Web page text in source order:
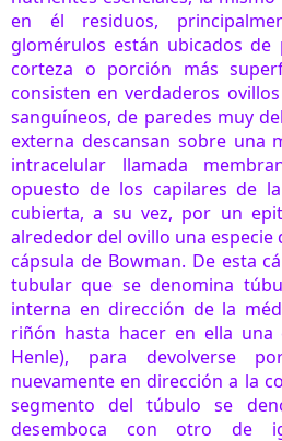
en él residuos,
glomérulos están ubicados de
corteza o porción más
consisten en verdaderos
sanguíneos, de paredes muy
externa descansan sobre una
intracelular llamada
opuesto de los capilares de
cubierta, a su vez, por un
alrededor del ovillo una especie
cápsula de Bowman. De esta
tubular que se denomina
interna en dirección de la
riñón hasta hacer en ella
Henle), para devolverse
nuevamente en dirección a la
segmento del túbulo se
desemboca con otro de